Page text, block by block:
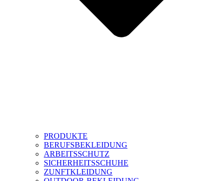
PRODUKTE
BERUFSBEKLEIDUNG
ARBEITSSCHUTZ
SICHERHEITSSCHUHE
ZUNFTKLEIDUNG